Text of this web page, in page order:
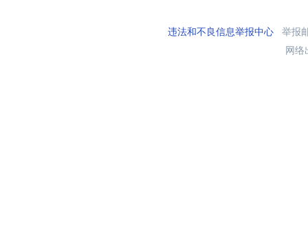
违法和不良信息举报中心举报
网